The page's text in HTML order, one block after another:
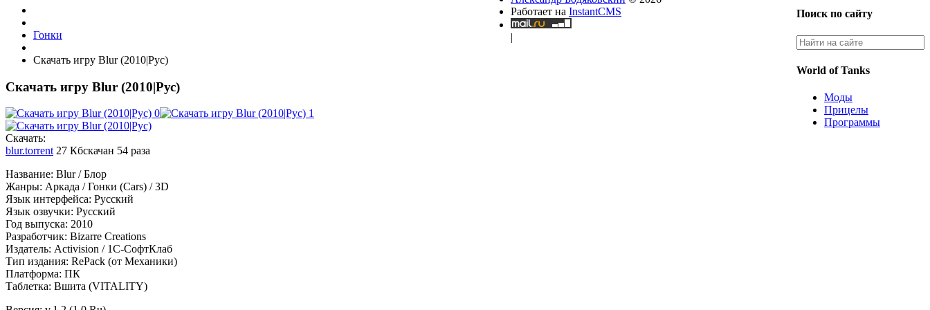
Гонки
Скачать игру Blur (2010|Рус)
Скачать игру Blur (2010|Рус)
Cкачать:
blur.torrent 27 Кбскачан 54 раза
Название: Blur / Блор
Жанры: Аркада / Гонки (Cars) / 3D
Язык интерфейса: Русский
Язык озвучки: Русский
Год выпуска: 2010
Разработчик: Bizarre Creations
Издатель: Activision / 1С-СофтКлаб
Тип издания: RePack (от Механики)
Платформа: ПК
Таблетка: Вшита (VITALITY)
Поиск по сайту
World of Tanks
Моды
Прицелы
Программы
Работает на InstantCMS
|